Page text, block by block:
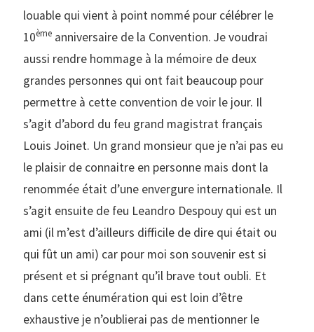
louable qui vient à point nommé pour célébrer le
10èmeanniversaire de la Convention. Je voudrai
aussi rendre hommage à la mémoire de deux
grandes personnes qui ont fait beaucoup pour
permettre à cette convention de voir le jour. Il
s’agit d’abord du feu grand magistrat français
Louis Joinet. Un grand monsieur que je n’ai pas eu
le plaisir de connaitre en personne mais dont la
renommée était d’une envergure internationale. Il
s’agit ensuite de feu Leandro Despouy qui est un
ami (il m’est d’ailleurs difficile de dire qui était ou
qui fût un ami) car pour moi son souvenir est si
présent et si prégnant qu’il brave tout oubli. Et
dans cette énumération qui est loin d’être
exhaustive je n’oublierai pas de mentionner le